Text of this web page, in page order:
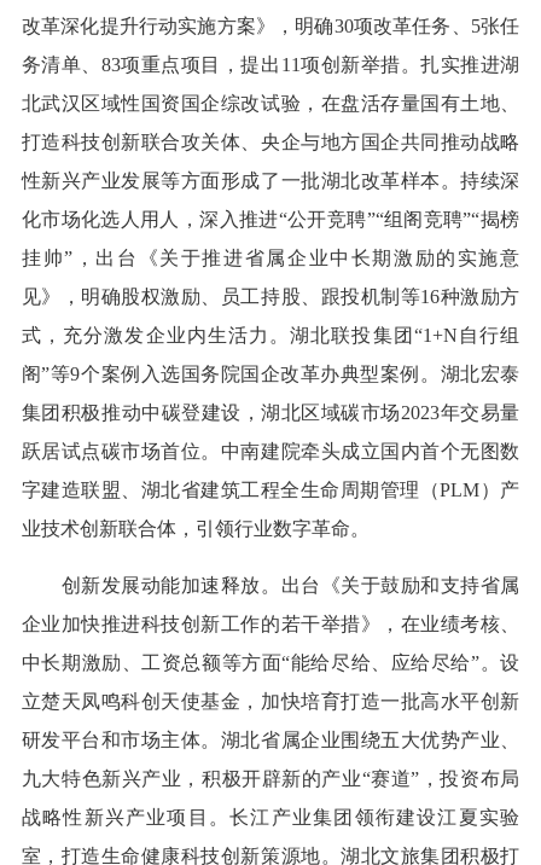
改革深化提升行动实施方案》，明确30项改革任务、5张任
务清单、83项重点项目，提出11项创新举措。扎实推进湖
北武汉区域性国资国企综改试验，在盘活存量国有土地、
打造科技创新联合攻关体、央企与地方国企共同推动战略
性新兴产业发展等方面形成了一批湖北改革样本。持续深
化市场化选人用人，深入推进“公开竞聘”“组阁竞聘”“揭榜
挂帅”，出台《关于推进省属企业中长期激励的实施意
见》，明确股权激励、员工持股、跟投机制等16种激励方
式，充分激发企业内生活力。湖北联投集团“1+N自行组
阁”等9个案例入选国务院国企改革办典型案例。湖北宏泰
集团积极推动中碳登建设，湖北区域碳市场2023年交易量
跃居试点碳市场首位。中南建院牵头成立国内首个无图数
字建造联盟、湖北省建筑工程全生命周期管理（PLM）产
业技术创新联合体，引领行业数字革命。
创新发展动能加速释放。出台《关于鼓励和支持省属
企业加快推进科技创新工作的若干举措》，在业绩考核、
中长期激励、工资总额等方面“能给尽给、应给尽给”。设
立楚天凤鸣科创天使基金，加快培育打造一批高水平创新
研发平台和市场主体。湖北省属企业围绕五大优势产业、
九大特色新兴产业，积极开辟新的产业“赛道”，投资布局
战略性新兴产业项目。长江产业集团领衔建设江夏实验
室，打造生命健康科技创新策源地。湖北文旅集团积极打